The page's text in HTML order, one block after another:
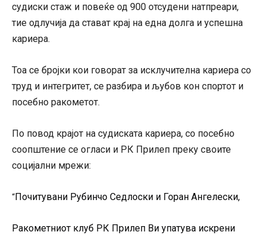
судиски стаж и повеќе од 900 отсудени натпреари,
тие одлучија да стават крај на една долга и успешна
кариера.
Тоа се бројки кои говорат за исклучителна кариера со
труд и интегритет, се разбира и љубов кон спортот и
посебно ракометот.
По повод крајот на судиската кариера, со посебно
соопштение се огласи и РК Прилеп преку своите
социјални мрежи:
“Почитувани Рубинчо Седлоски и Горан Ангелески,
Ракометниот клуб РК Прилеп Ви упатува искрени